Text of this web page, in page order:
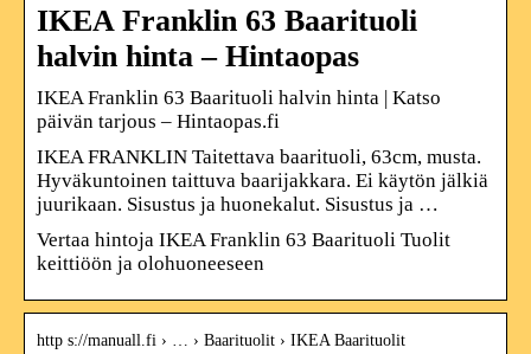
IKEA Franklin 63 Baarituoli
halvin hinta – Hintaopas
IKEA Franklin 63 Baarituoli halvin hinta | Katso
päivän tarjous – Hintaopas.fi
IKEA FRANKLIN Taitettava baarituoli, 63cm, musta.
Hyväkuntoinen taittuva baarijakkara. Ei käytön jälkiä
juurikaan. Sisustus ja huonekalut. Sisustus ja …
Vertaa hintoja IKEA Franklin 63 Baarituoli Tuolit
keittiöön ja olohuoneeseen
http s://manuall.fi › … › Baarituolit › IKEA Baarituolit